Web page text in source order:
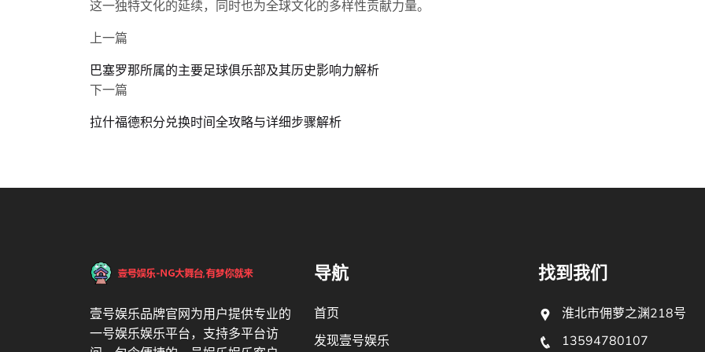
这一独特文化的延续，同时也为全球文化的多样性贡献力量。
上一篇
巴塞罗那所属的主要足球俱乐部及其历史影响力解析
下一篇
拉什福德积分兑换时间全攻略与详细步骤解析
壹号娱乐品牌官网为用户提供专业的
一号娱乐娱乐平台，支持多平台访
导航
首页
发现壹号娱乐
找到我们
淮北市佣萝之渊218号
13594780107